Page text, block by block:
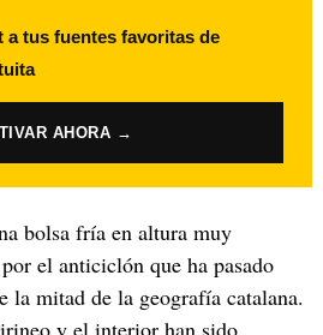
a tus fuentes favoritas de
AHORA →
bolsa fría en altura muy
el anticiclón que ha pasado
la mitad de la geografía catalana.